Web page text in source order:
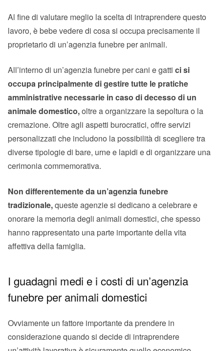
Al fine di valutare meglio la scelta di intraprendere questo
lavoro, è bebe vedere di cosa si occupa precisamente il
proprietario di un’agenzia funebre per animali.
All’interno di un’agenzia funebre per cani e gatti ci si
occupa principalmente di gestire tutte le pratiche
amministrative necessarie in caso di decesso di un
animale domestico,oltre a organizzare la sepoltura o la
cremazione. Oltre agli aspetti burocratici, offre servizi
personalizzati che includono la possibilità di scegliere tra
diverse tipologie di bare, urne e lapidi e di organizzare una
cerimonia commemorativa.
Non differentemente da un’agenzia funebre
tradizionale,queste agenzie si dedicano a celebrare e
onorare la memoria degli animali domestici, che spesso
hanno rappresentato una parte importante della vita
affettiva della famiglia.
I guadagni medi e i costi di un’agenzia
funebre per animali domestici
Ovviamente un fattore importante da prendere in
considerazione quando si decide di intraprendere